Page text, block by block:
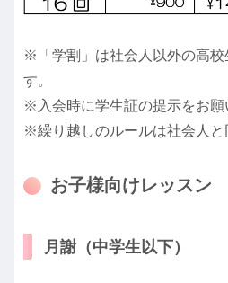
※「学割」は社会人以外の高
す。
※入会時に学生証の提示をお願
※繰り越しのルールは社会人と
お子様向けレッスン
月謝（中学生以下）